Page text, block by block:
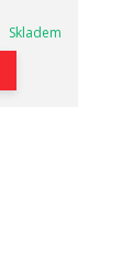
Skladem